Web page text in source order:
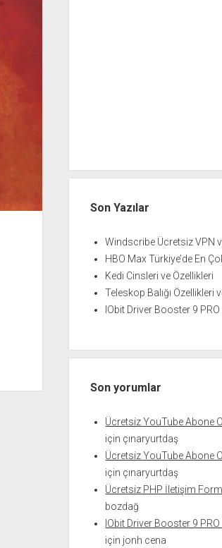
Son Yazılar
Windscribe Ücretsiz VPN
HBO Max Türkiye’de En
Kedi Cinsleri ve Özellikleri
Teleskop Balığı Özellikleri
IObit Driver Booster 9
Son yorumlar
Ücretsiz YouTube Abone
için çınaryurtdaş
Ücretsiz YouTube Abone
için çınaryurtdaş
Ücretsiz PHP İletişim
bozdağ
IObit Driver Booster 9
için jonh cena